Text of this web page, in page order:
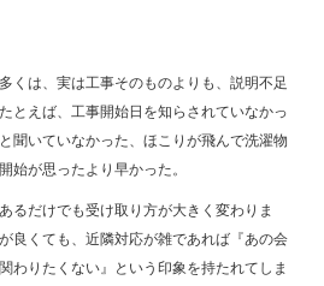
くは、実は工事そのものよりも、説明不足
とえば、工事開始日を知らされていなかっ
聞いていなかった、ほこりが飛んで洗濯物
始が思ったより早かった。
るだけでも受け取り方が大きく変わりま
良くても、近隣対応が雑であれば『あの会
わりたくない』という印象を持たれてしま